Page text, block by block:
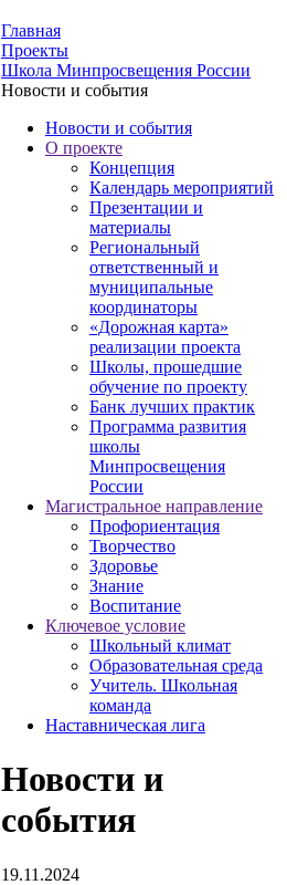
Главная
Проекты
Школа Минпросвещения России
Новости и события
Новости и события
О проекте
Концепция
Календарь мероприятий
Презентации и
материалы
Региональный
ответственный и
муниципальные
координаторы
«Дорожная карта»
реализации проекта
Школы, прошедшие
обучение по проекту
Банк лучших практик
Программа развития
школы
Минпросвещения
России
Магистральное направление
Профориентация
Творчество
Здоровье
Знание
Воспитание
Ключевое условие
Школьный климат
Образовательная среда
Учитель. Школьная
команда
Наставническая лига
Новости и
события
19.11.2024